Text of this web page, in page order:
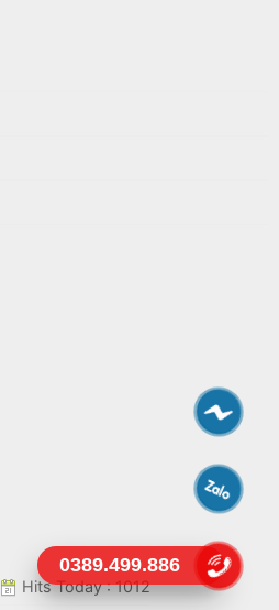
Hits Today : 1012
0389.499.886